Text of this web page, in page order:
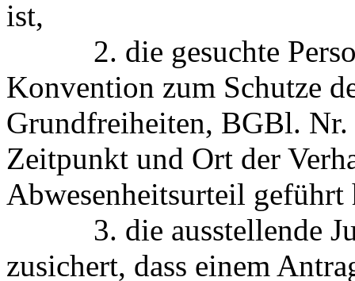
ist,
2. die gesuchte
Konvention zum Schutze
Grundfreiheiten, BGBl. Nr.
Zeitpunkt und Ort der
Abwesenheitsurteil
3. die ausstellende
zusichert, dass einem